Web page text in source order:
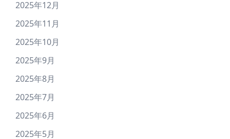
2025年12月
2025年11月
2025年10月
2025年9月
2025年8月
2025年7月
2025年6月
2025年5月